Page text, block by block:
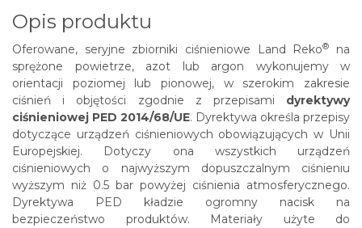
Opis produktu
Oferowane, seryjne zbiorniki ciśnieniowe Land Reko®
na
sprężone powietrze, azot lub argon wykonujemy w
orientacji poziomej lub pionowej, w szerokim zakresie
ciśnień i objętości zgodnie z przepisami dyrektywy
ciśnieniowej PED 2014/68/UE. Dyrektywa określa przepisy
dotyczące urządzeń ciśnieniowych obowiązujących w Unii
Europejskiej. Dotyczy ona wszystkich urządzeń
ciśnieniowych o najwyższym dopuszczalnym ciśnieniu
wyższym niż 0.5 bar powyżej ciśnienia atmosferycznego.
Dyrektywa PED kładzie ogromny nacisk na
bezpieczeństwo produktów. Materiały użyte do